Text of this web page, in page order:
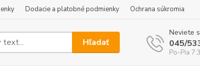
Dodacie a platobné podmienky Ochrana súkromia
Hľadať
Neviete
045/
Po-Pia